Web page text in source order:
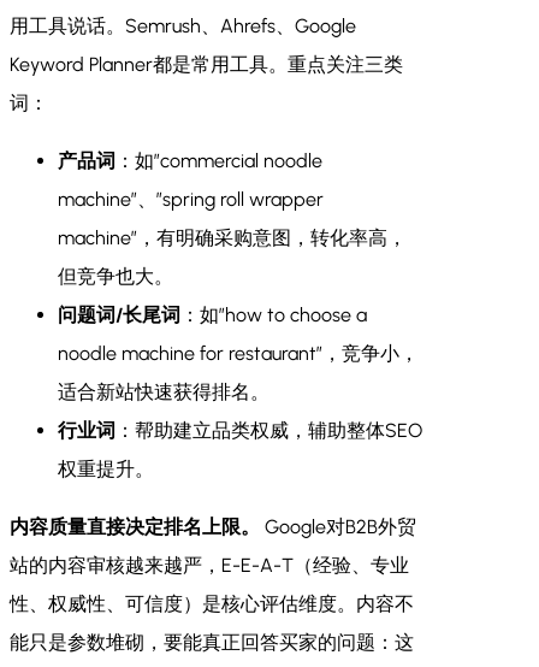
用工具说话。Semrush、Ahrefs、Google
Keyword Planner都是常用工具。重点关注三类
词：
产品词 ：如”commercial noodle
machine”、”spring roll wrapper
machine”，有明确采购意图，转化率高，
但竞争也大。
问题词/长尾词 ：如”how to choose a
noodle machine for restaurant”，竞争小，
适合新站快速获得排名。
行业词 ：帮助建立品类权威，辅助整体SEO
权重提升。
内容质量直接决定排名上限。
Google对B2B外贸
站的内容审核越来越严，E-E-A-T（经验、专业
性、权威性、可信度）是核心评估维度。内容不
能只是参数堆砌，要能真正回答买家的问题：这